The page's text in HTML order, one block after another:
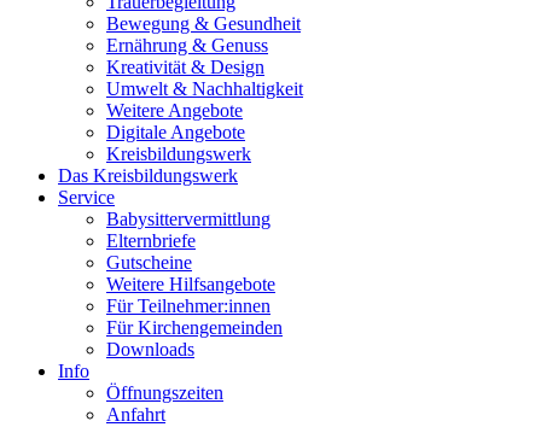
Bewegung & Gesundheit
Ernährung & Genuss
Kreativität & Design
Umwelt & Nachhaltigkeit
Weitere Angebote
Digitale Angebote
Kreisbildungswerk
Das Kreisbildungswerk
Service
Babysittervermittlung
Elternbriefe
Gutscheine
Weitere Hilfsangebote
Für Teilnehmer:innen
Für Kirchengemeinden
Downloads
Info
Öffnungszeiten
Anfahrt